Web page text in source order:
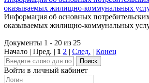
оказываемых жилищно-коммунальных
Информация об основных
оказываемых жилищно-коммунальных
Документы 1 - 20 из 25
Начало | Пред. | 1 2 | След. | Конец
Поиск
Войти в личный кабинет